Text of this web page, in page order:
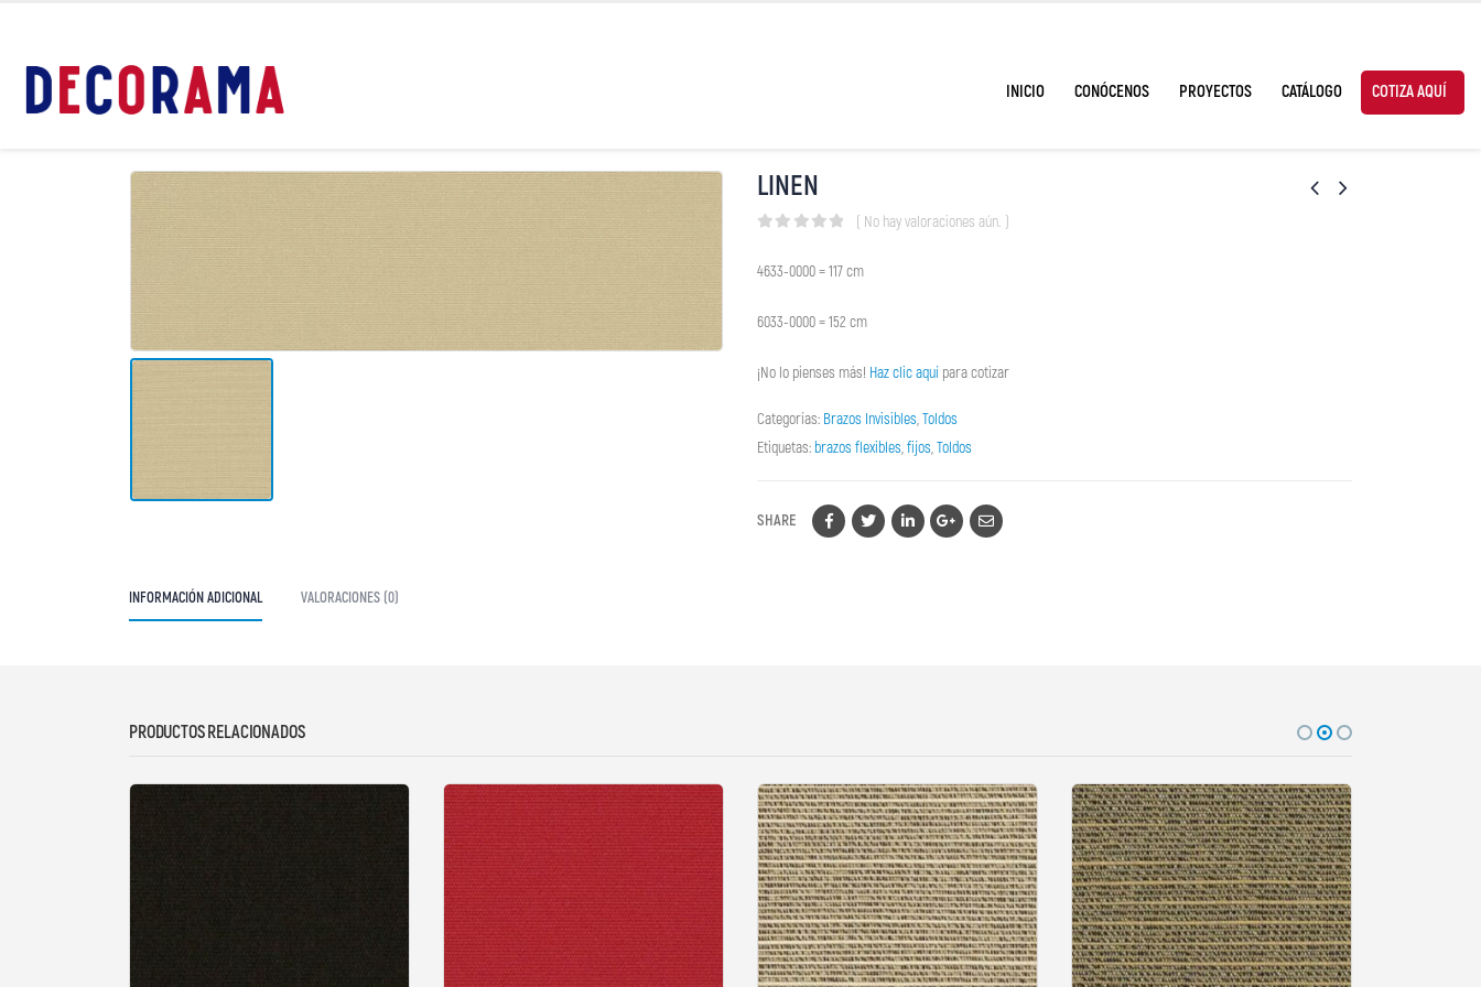
INICIO CONÓCENOS PROYECTOS CATÁLOGO COTIZA AQUÍ
LINEN
( No hay valoraciones aún. )
4633-0000 = 117 cm
6033-0000 = 152 cm
¡No lo pienses más! Haz clic aquí para cotizar
Categorías: Brazos Invisibles,Toldos
Etiquetas: brazos flexibles,fijos,Toldos
SHARE
INFORMACIÓN ADICIONAL VALORACIONES (0)
PRODUCTOS RELACIONADOS